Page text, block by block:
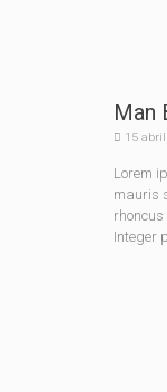
Man
15
Lorem
mauris
Integer